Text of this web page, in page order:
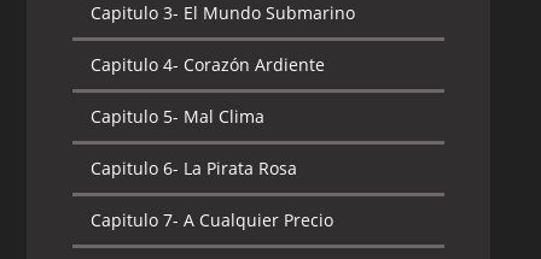
Capitulo 3- El Mundo Submarino
Capitulo 4- Corazón Ardiente
Capitulo 5- Mal Clima
Capitulo 6- La Pirata Rosa
Capitulo 7- A Cualquier Precio